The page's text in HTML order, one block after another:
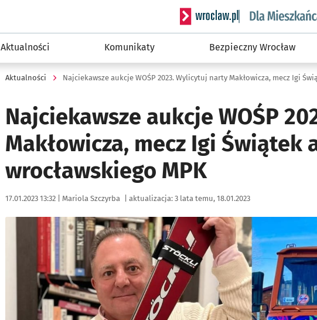
Serwis informacyjny wroclaw.pl
Aktualności Komunikaty Bezpieczny Wrocław
Aktualności
Najciekawsze aukcje WOŚP
Makłowicza, mecz Igi Świątek
wrocławskiego MPK
Data publikacji:
17.01.2023 13:32 | Autor:
Mariola Szczyrba aktualizacja: 3 lata temu, 18.01.2023
Kliknij, aby zobaczyć galerię